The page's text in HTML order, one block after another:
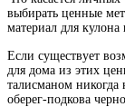
выбирать ценные
материал для
Если существует
для дома из этих
талисманом никогда
оберег-подкова